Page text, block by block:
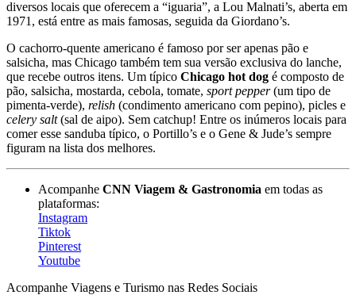
diversos locais que oferecem a “iguaria”, a Lou Malnati’s, aberta em
1971, está entre as mais famosas, seguida da Giordano’s.
O cachorro-quente americano é famoso por ser apenas pão e
salsicha, mas Chicago também tem sua versão exclusiva do lanche,
que recebe outros itens. Um típico Chicago hot dog é composto de
pão, salsicha, mostarda, cebola, tomate, sport pepper(um tipo de
pimenta-verde), relish (condimento americano com pepino), picles e
celery salt(sal de aipo). Sem catchup! Entre os inúmeros locais para
comer esse sanduba típico, o Portillo’s e o Gene & Jude’s sempre
figuram na lista dos melhores.
Acompanhe CNN Viagem & Gastronomia em todas as
plataformas:
Instagram
Tiktok
Pinterest
Youtube
Acompanhe Viagens e Turismo nas Redes Sociais